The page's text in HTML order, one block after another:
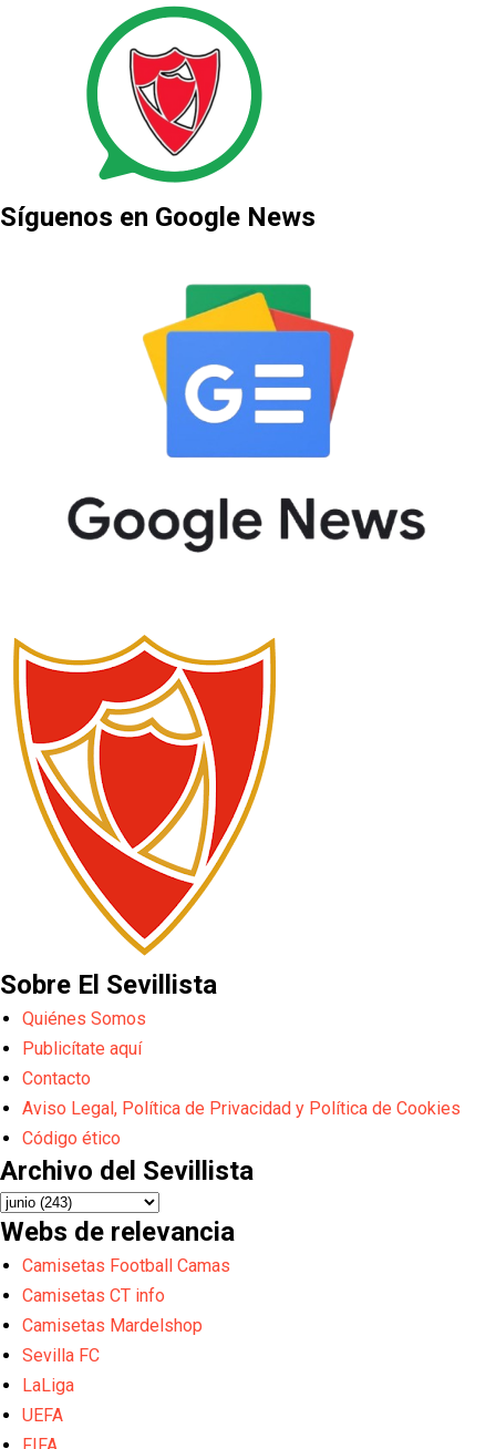
Síguenos en Google News
Sobre El Sevillista
Quiénes Somos
Publicítate aquí
Contacto
Aviso Legal, Política de Privacidad y Política de Cookies
Código ético
Archivo del Sevillista
Webs de relevancia
Camisetas Football Camas
Camisetas CT info
Camisetas Mardelshop
Sevilla FC
LaLiga
UEFA